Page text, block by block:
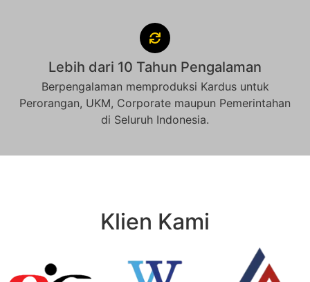
Lebih dari 10 Tahun Pengalaman
Berpengalaman memproduksi Kardus untuk
Perorangan, UKM, Corporate maupun Pemerintahan
di Seluruh Indonesia.
Klien Kami